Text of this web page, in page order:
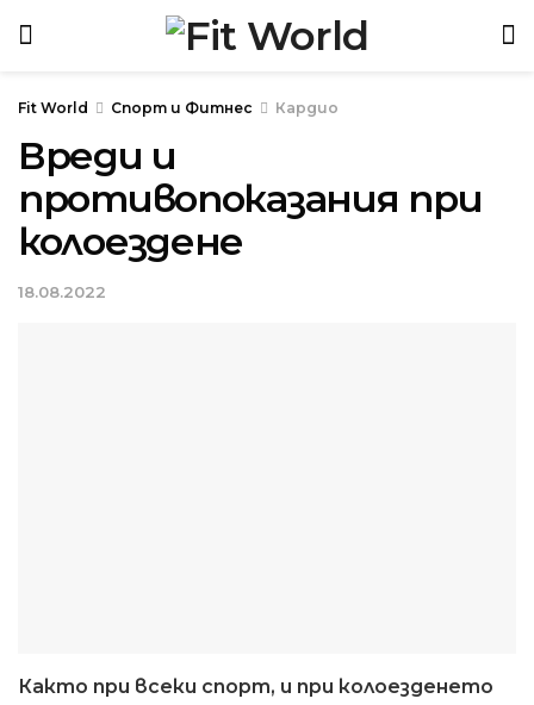
Спорт и Фитнес Кардио
Вреди и
противопоказания при
колоездене
18.08.2022
Както при всеки спорт, и при колоезденето